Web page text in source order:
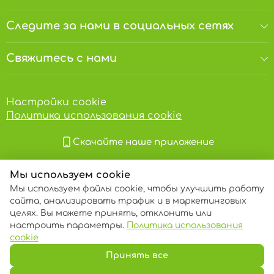
Следите за нами в социальных сетях
Свяжитесь с нами
Настройки cookie
Политика использования cookie
Скачайте наше приложение
© 2013 – 2026 ECOM
Мы используем cookie
Мы используем файлы cookie, чтобы улучшить работу
сайта, анализировать трафик и в маркетинговых
целях. Вы можете принять, отклонить или
настроить параметры. Политика использования
cookie
Принять все